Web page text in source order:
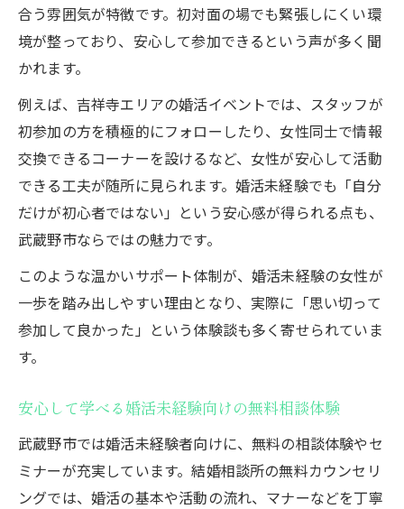
合う雰囲気が特徴です。初対面の場でも緊張しにくい環
境が整っており、安心して参加できるという声が多く聞
かれます。
例えば、吉祥寺エリアの婚活イベントでは、スタッフが
初参加の方を積極的にフォローしたり、女性同士で情報
交換できるコーナーを設けるなど、女性が安心して活動
できる工夫が随所に見られます。婚活未経験でも「自分
だけが初心者ではない」という安心感が得られる点も、
武蔵野市ならではの魅力です。
このような温かいサポート体制が、婚活未経験の女性が
一歩を踏み出しやすい理由となり、実際に「思い切って
参加して良かった」という体験談も多く寄せられていま
す。
安心して学べる婚活未経験向けの無料相談体験
武蔵野市では婚活未経験者向けに、無料の相談体験やセ
ミナーが充実しています。結婚相談所の無料カウンセリ
ングでは、婚活の基本や活動の流れ、マナーなどを丁寧